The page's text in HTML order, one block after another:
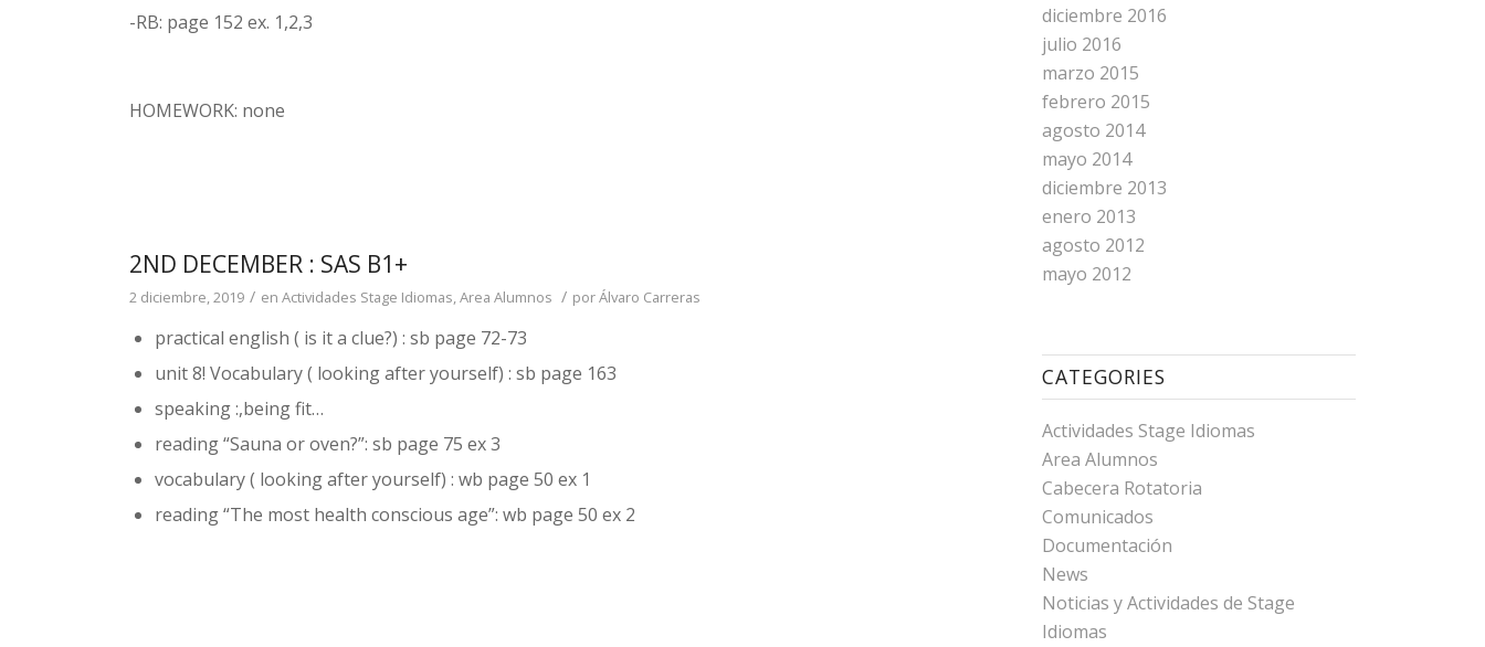
-RB: page 152 ex. 1,2,3
HOMEWORK: none
2ND DECEMBER : SAS B1+
2 diciembre, 2019 / enActividades Stage Idiomas,Area Alumnos / porÁlvaro Carreras
practical english ( is it a clue?) : sb page 72-73
unit 8! Vocabulary ( looking after yourself) : sb page 163
speaking :,being fit…
reading “Sauna or oven?”: sb page 75 ex 3
vocabulary ( looking after yourself) : wb page 50 ex 1
reading “The most health conscious age”: wb page 50 ex 2
diciembre 2016
julio 2016
marzo 2015
febrero 2015
agosto 2014
mayo 2014
diciembre 2013
enero 2013
agosto 2012
mayo 2012
CATEGORIES
Actividades Stage Idiomas
Area Alumnos
Cabecera Rotatoria
Comunicados
Documentación
News
Noticias y Actividades de Stage
Idiomas